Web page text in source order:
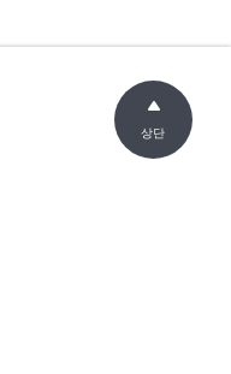
상단